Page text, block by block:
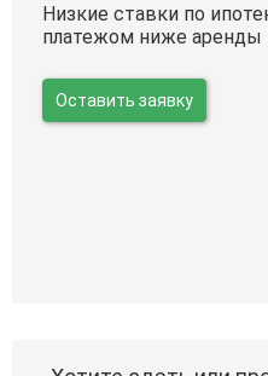
Низкие ставки по
платежом ниже аренды
Оставить заявку